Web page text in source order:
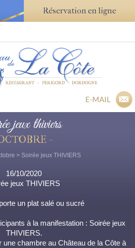
Réservation en ligne
E-MAIL
jeux thiviers
-
> Soirée jeux THIVIERS
16/10/2020
jeux THIVIERS
un plat salé ou sucré
à la manifestation : Soirée jeux
THIVIERS.
chambre au Château de la Côte à